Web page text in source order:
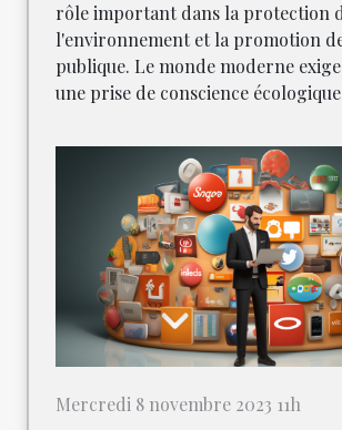
rôle important dans la protection
l'environnement et la promotion
publique. Le monde moderne
une prise de conscience
Mercredi 8 novembre 2023 11h